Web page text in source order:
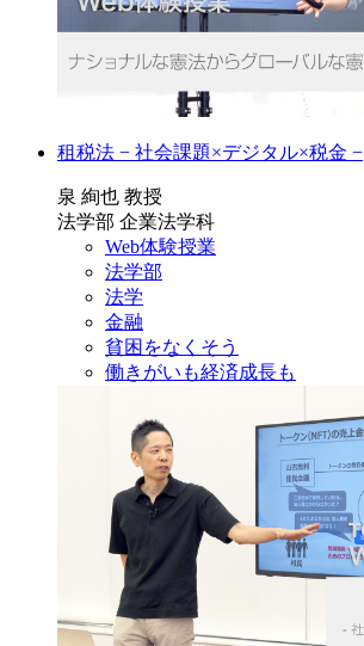
租税法 − 社会課題×デジタル×税金 −
泉 絢也 教授
法学部 企業法学科
Web体験授業
法学部
法学
金融
貧困をなくそう
働きがいも経済成長も